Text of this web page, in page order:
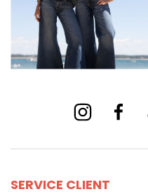
SERVICE CLIENT